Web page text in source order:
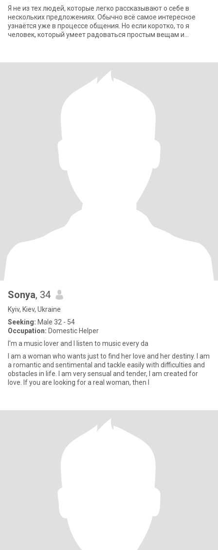
Я не из тех людей, которые легко рассказывают о себе в
нескольких предложениях. Обычно всё самое интересное
узнаётся уже в процессе общения. Но если коротко, то я
человек, который умеет радоваться простым вещам и
Sonya, 34
Kyiv, Kiev, Ukraine
Seeking: Male 32 - 54
Occupation: Domestic Helper
I'm a music lover and I listen to music every da
I am a woman who wants just to find her love and her destiny. I am
a romantic and sentimental and tackle easily with difficulties and
obstacles in life. I am very sensual and tender, I am created for
love. If you are looking for a real woman, then I